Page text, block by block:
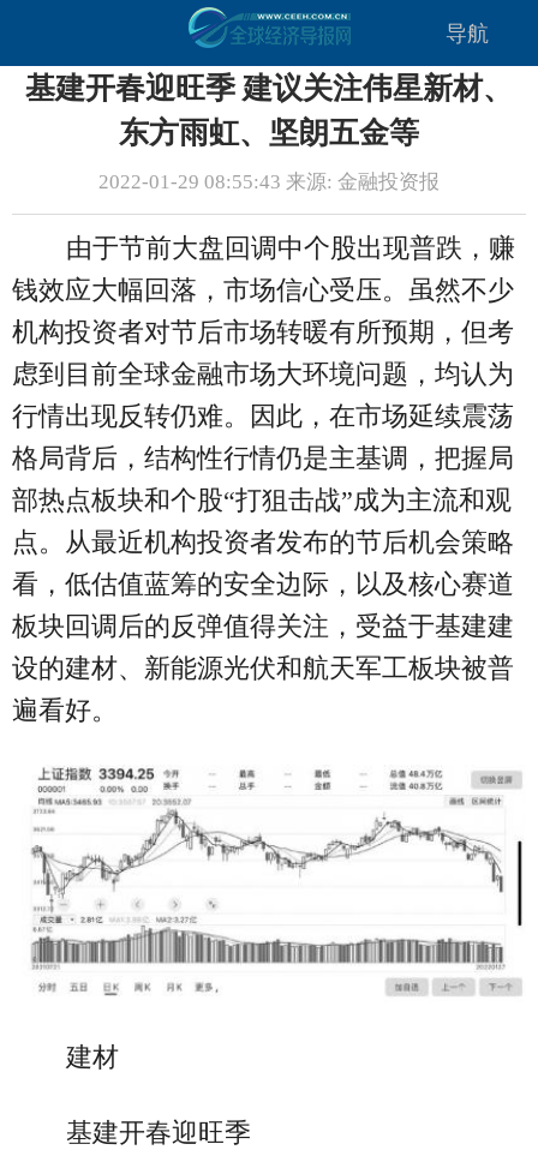
导航
基建开春迎旺季 建议关注伟星新材、
东方雨虹、坚朗五金等
2022-01-29 08:55:43 来源: 金融投资报
由于节前大盘回调中个股出现普跌，赚
钱效应大幅回落，市场信心受压。虽然不少
机构投资者对节后市场转暖有所预期，但考
虑到目前全球金融市场大环境问题，均认为
行情出现反转仍难。因此，在市场延续震荡
格局背后，结构性行情仍是主基调，把握局
部热点板块和个股“打狙击战”成为主流和观
点。从最近机构投资者发布的节后机会策略
看，低估值蓝筹的安全边际，以及核心赛道
板块回调后的反弹值得关注，受益于基建建
设的建材、新能源光伏和航天军工板块被普
遍看好。
建材
基建开春迎旺季